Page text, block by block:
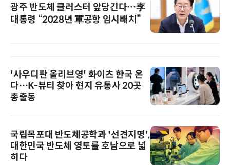
광주 반도체 클러스터 앞당긴다…李
대통령 “2028년 軍공항 임시배치”
'사우디판 올리브영' 화이츠 한국 온
다…K-뷰티 찾아 현지 유통사 20곳
총출동
국립목포대 반도체공학과 '선견지명',
대한민국 반도체 영토를 호남으로 넓
히다